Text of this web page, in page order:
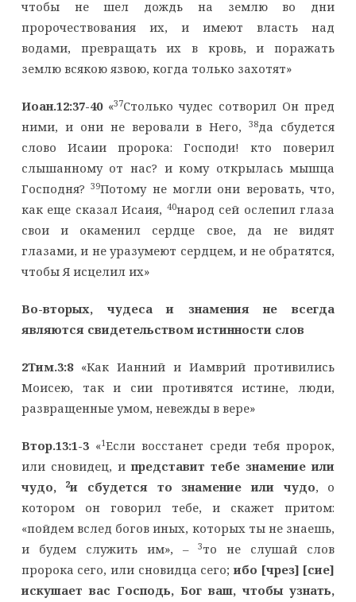
чтобы не шел дождь на землю во дни
пророчествования их, и имеют власть над
водами, превращать их в кровь, и поражать
землю всякою язвою, когда только захотят»
Иоан.12:37-40«37Столько чудес сотворил Он пред
ними, и они не веровали в Него,38да сбудется
слово Исаии пророка: Господи! кто поверил
слышанному от нас? и кому открылась мышца
Господня?39Потому не могли они веровать, что,
как еще сказал Исаия, 40народ сей ослепил глаза
свои и окаменил сердце свое, да не видят
глазами, и не уразумеют сердцем, и не обратятся,
чтобы Я исцелил их»
Во-вторых, чудеса и знамения не всегда
являются свидетельством истинности слов
2Тим.3:8«Как Ианний и Иамврий противились
Моисею, так и сии противятся истине, люди,
развращенные умом, невежды в вере»
Втор.13:1-3«1Если восстанет среди тебя пророк,
или сновидец, ипредставит тебе знамение или
чудо,
2и сбудется то знамение или чудо, о
котором он говорил тебе, и скажет притом:
«пойдем вслед богов иных, которых ты не знаешь,
и будем служить им», –3то не слушай слов
пророка сего, или сновидца сего;ибо [чрез] [сие]
искушает вас Господь, Бог ваш, чтобы узнать,